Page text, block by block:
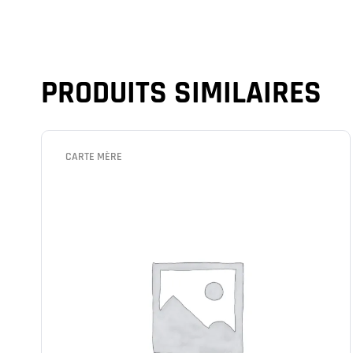
PRODUITS SIMILAIRES
CARTE MÈRE